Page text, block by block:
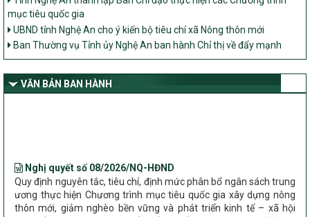
mục tiêu quốc gia
UBND tỉnh Nghệ An cho ý kiến bộ tiêu chí xã Nông thôn mới
Ban Thường vụ Tỉnh ủy Nghệ An ban hành Chỉ thị về đẩy mạnh
thực hiện Chương trình mục tiêu quốc gia xây dựng nông thôn mới,
dân tộc thiểu số và miền núi giai đoạn 2026 – 2030 trên địa bàn tỉnh
Nghệ An
VĂN BẢN BAN HÀNH
Quy định nguyên tắc, tiêu chí, định mức phân bổ ngân sách trung
ương thực hiện Chương trình mục tiêu quốc gia xây dựng nông
thôn mới, giảm nghèo bền vững và phát triển kinh tế – xã hội
vùng đồng bào dân tộc thiểu số và miền núi giai đoạn 2026 –